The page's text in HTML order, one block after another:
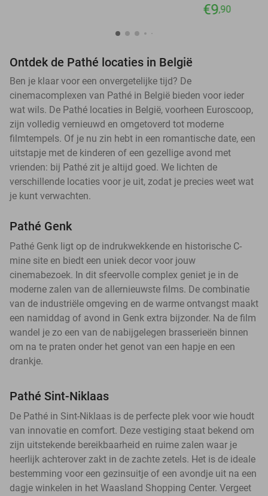
€9,90
Ontdek de Pathé locaties in België
Ben je klaar voor een onvergetelijke tijd? De
cinemacomplexen van Pathé in België bieden voor ieder
wat wils. De Pathé locaties in België, voorheen Euroscoop,
zijn volledig vernieuwd en omgetoverd tot moderne
filmtempels. Of je nu zin hebt in een romantische date, een
uitstapje met de kinderen of een gezellige avond met
vrienden: bij Pathé zit je altijd goed. We lichten de
verschillende locaties voor je uit, zodat je precies weet wat
je kunt verwachten.
Pathé Genk
Pathé Genk ligt op de indrukwekkende en historische C-
mine site en biedt een uniek decor voor jouw
cinemabezoek. In dit sfeervolle complex geniet je in de
moderne zalen van de allernieuwste films. De combinatie
van de industriële omgeving en de warme ontvangst maakt
een namiddag of avond in Genk extra bijzonder. Na de film
wandel je zo een van de nabijgelegen brasserieën binnen
om na te praten onder het genot van een hapje en een
drankje.
Pathé Sint-Niklaas
De Pathé in Sint-Niklaas is de perfecte plek voor wie houdt
van innovatie en comfort. Deze vestiging staat bekend om
zijn uitstekende bereikbaarheid en ruime zalen waar je
heerlijk achterover zakt in de zachte zetels. Het is de ideale
bestemming voor een gezinsuitje of een avondje uit na een
dagje winkelen in het Waasland Shopping Center. Vergeet